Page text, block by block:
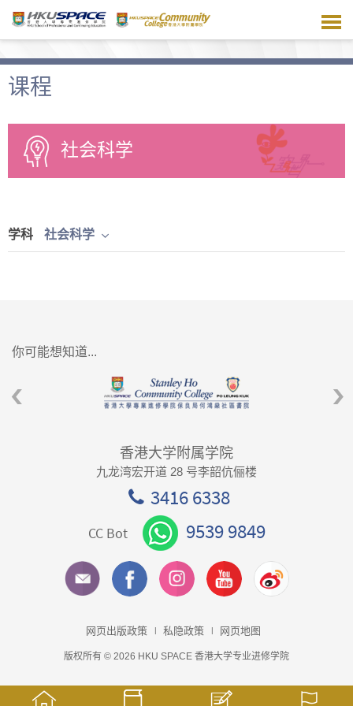
主
容课程
社会科学
学科 社会科学
你可能想知道...
香港大学附属学院
九龙湾宏开道 28 号李韶伉俪楼
3416 6338
CC Bot 9539 9849
网页出版政策 私隐政策 网页地图
版权所有 © 2026 HKU SPACE 香港大学专业进修学院